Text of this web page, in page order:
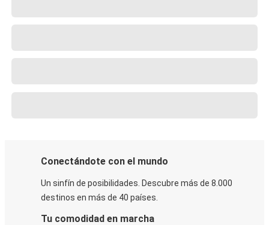
Conectándote con el mundo
Un sinfín de posibilidades. Descubre más de 8.000
destinos en más de 40 países.
Tu comodidad en marcha